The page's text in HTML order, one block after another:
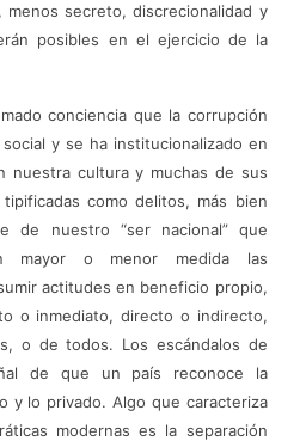
secreto, discrecionalidad y
posibles en el ejercicio de la
conciencia que la corrupción
y se ha institucionalizado en
nuestra cultura y muchas de sus
como delitos, más bien
de nuestro “ser nacional” que
mayor o menor medida las
actitudes en beneficio propio,
o inmediato, directo o indirecto,
o de todos. Los escándalos de
de que un país reconoce la
y lo privado. Algo que caracteriza
modernas es la separación